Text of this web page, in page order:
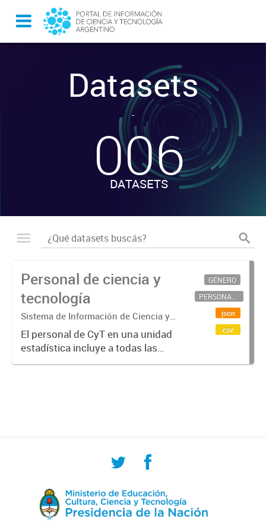
Datasets
-
006
DATASETS
Personal de ciencia y
tecnología
Sistema de Información de Ciencia y
Tecnología Argentino (SICYTAR)
El personal de CyT en una unidad
estadística incluye a todas las
personas involucradas
GÉNERO
PERSONAL CIENTÍFICO-TECNOLÓGICO
json
csv